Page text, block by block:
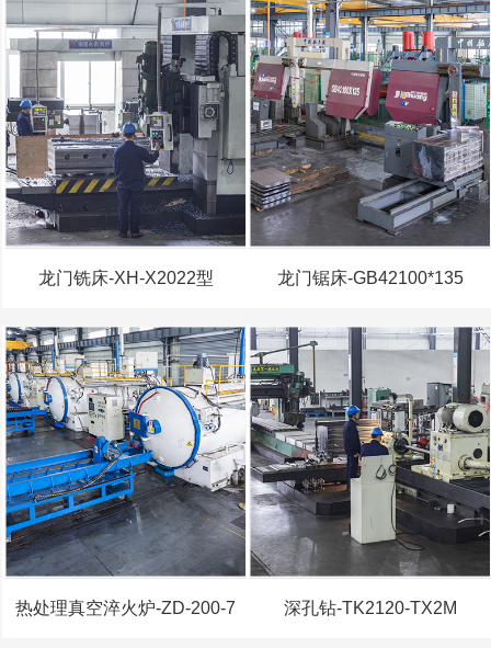
龙门铣床-XH-X2022型 龙门锯床-GB42100*135
热处理真空淬火炉-ZD-200-7 深孔钻-TK2120-TX2M